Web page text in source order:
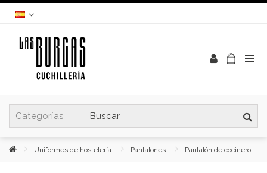
Uniformes de hostelería Pantalones Pantalón de cocinero